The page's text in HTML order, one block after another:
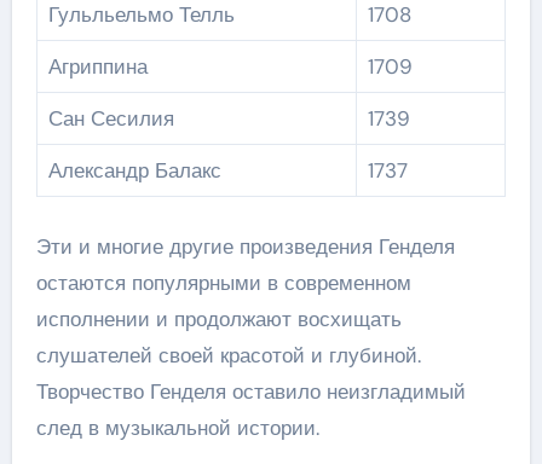
Гульльельмо Телль
1708
Агриппина
1709
Сан Сесилия
1739
Александр Балакс
1737
Эти и многие другие произведения Генделя
остаются популярными в современном
исполнении и продолжают восхищать
слушателей своей красотой и глубиной.
Творчество Генделя оставило неизгладимый
след в музыкальной истории.